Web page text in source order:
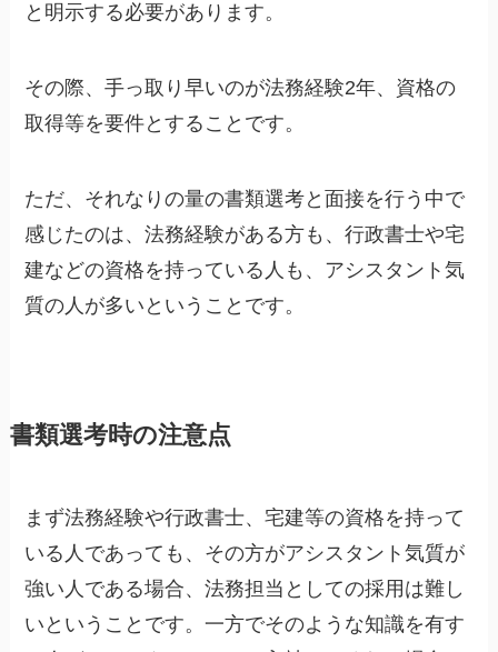
と明示する必要があります。
その際、手っ取り早いのが法務経験2年、資格の
取得等を要件とすることです。
ただ、それなりの量の書類選考と面接を行う中で
感じたのは、法務経験がある方も、行政書士や宅
建などの資格を持っている人も、アシスタント気
質の人が多いということです。
書類選考時の注意点
まず法務経験や行政書士、宅建等の資格を持って
いる人であっても、その方がアシスタント気質が
強い人である場合、法務担当としての採用は難し
いということです。一方でそのような知識を有す